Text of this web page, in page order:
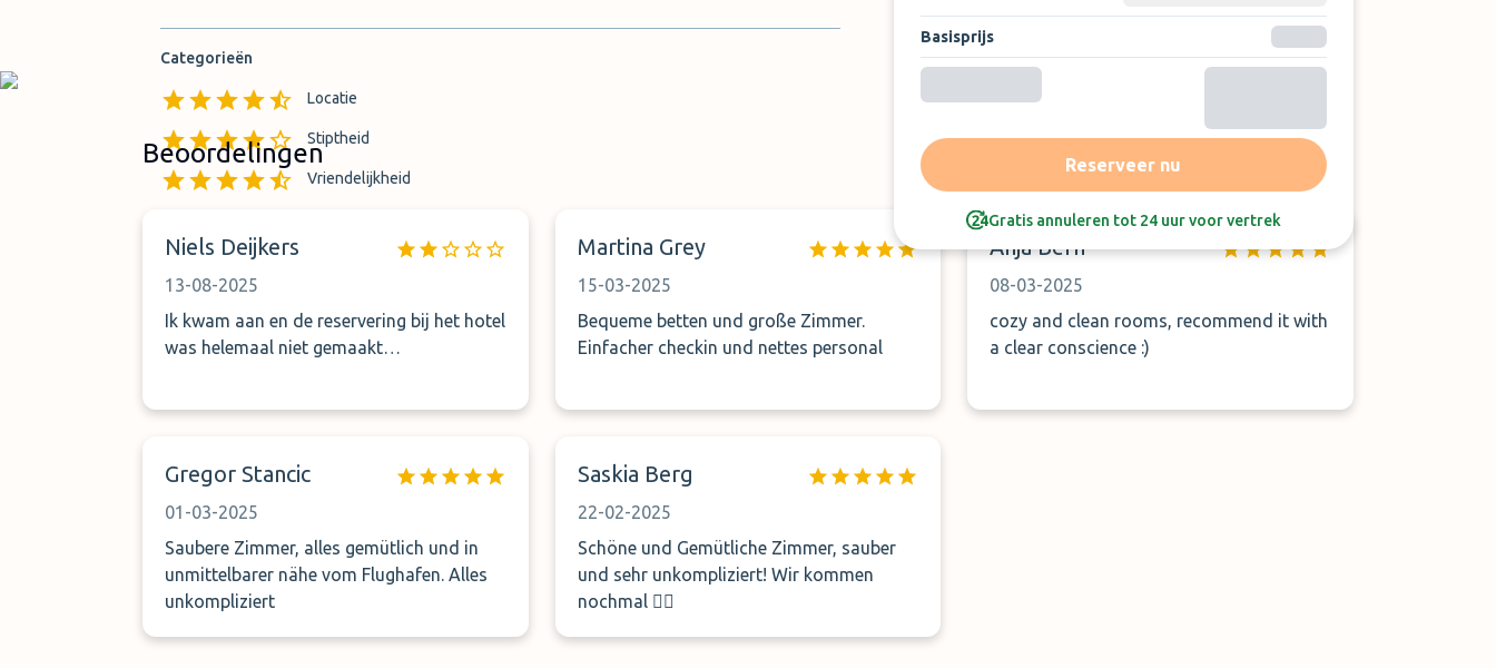
Categorieën
Locatie
Stiptheid
Vriendelijkheid
Basisprijs
Reserveer nu
Gratis annuleren tot 24 uur voor vertrek
Beoordelingen Laatste beoordeling
Niels Deijkers
13-08-2025
Ik kwam aan en de reservering bij het hotel
was helemaal niet gemaakt…
Martina Grey
15-03-2025
Bequeme betten und große Zimmer.
Einfacher checkin und nettes personal
Anja Bern
08-03-2025
cozy and clean rooms, recommend it with
a clear conscience :)
Gregor Stancic
01-03-2025
Saubere Zimmer, alles gemütlich und in
unmittelbarer nähe vom Flughafen. Alles
unkompliziert
Saskia Berg
22-02-2025
Schöne und Gemütliche Zimmer, sauber
und sehr unkompliziert! Wir kommen
nochmal 👍🏽